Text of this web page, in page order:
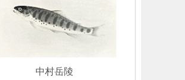
中村岳陵